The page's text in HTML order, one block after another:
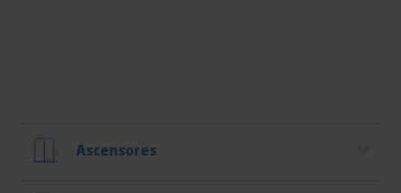
Ascensores